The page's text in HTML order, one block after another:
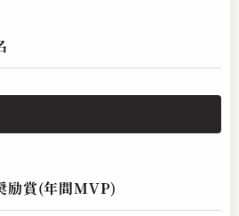
分
励賞(年間MVP)